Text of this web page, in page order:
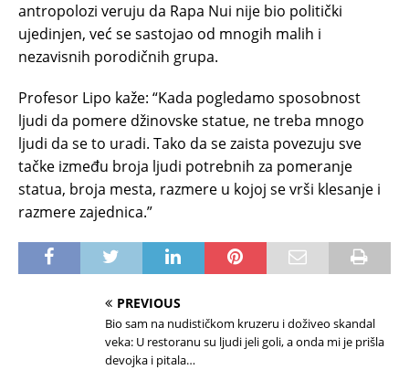
antropolozi veruju da Rapa Nui nije bio politički
ujedinjen, već se sastojao od mnogih malih i
nezavisnih porodičnih grupa.
Profesor Lipo kaže: “Kada pogledamo sposobnost
ljudi da pomere džinovske statue, ne treba mnogo
ljudi da se to uradi. Tako da se zaista povezuju sve
tačke između broja ljudi potrebnih za pomeranje
statua, broja mesta, razmere u kojoj se vrši klesanje i
razmere zajednica.”
PREVIOUS
Bio sam na nudističkom kruzeru i doživeo skandal
veka: U restoranu su ljudi jeli goli, a onda mi je prišla
devojka i pitala…